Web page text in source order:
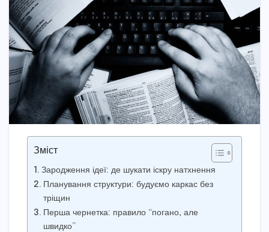
Зміст
Зародження ідеї: де шукати іскру натхнення
Планування структури: будуємо каркас без
тріщин
Перша чернетка: правило “погано, але
швидко”